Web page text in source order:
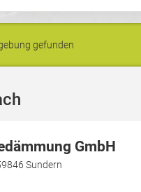
gefunden
GmbH
Sundern